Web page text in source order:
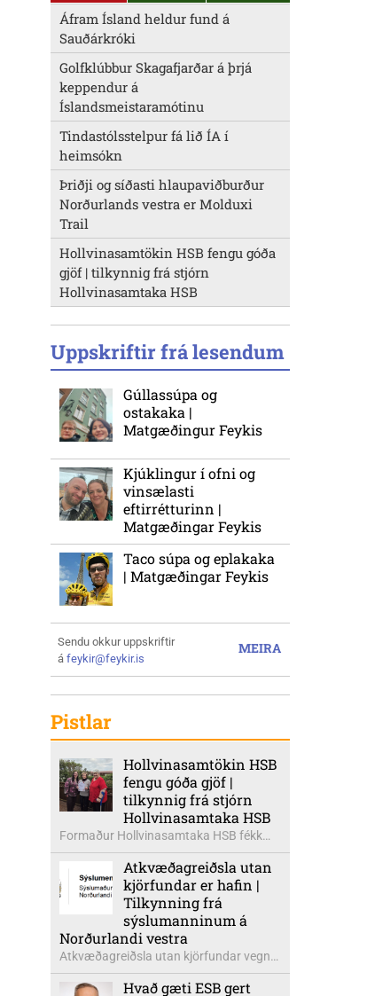
Áfram Ísland heldur fund á
Sauðárkróki
Golfklúbbur Skagafjarðar á þrjá
keppendur á
Íslandsmeistaramótinu
Tindastólsstelpur fá lið ÍA í
heimsókn
Þriðji og síðasti hlaupaviðburður
Norðurlands vestra er Molduxi
Trail
Hollvinasamtökin HSB fengu góða
gjöf | tilkynnig frá stjórn
Hollvinasamtaka HSB
Uppskriftir frá lesendum
Gúllassúpa og
ostakaka |
Matgæðingur Feykis
Kjúklingur í ofni og
vinsælasti
eftirrétturinn |
Matgæðingar Feykis
Taco súpa og eplakaka
| Matgæðingar Feykis
MEIRA
Sendu okkur uppskriftir
á feykir@feykir.is
Pistlar
Hollvinasamtökin HSB
fengu góða gjöf |
tilkynnig frá stjórn
Hollvinasamtaka HSB
Formaður Hollvinasamtaka HSB fékk
heldur betur góða heimsók þann 5.
ágúst síðastliðinn. Þarna voru mættar
þær Ingibjörg á Auðólfsstöðum
formaður Kvenfélags
Bólstaðarhlíðarhrepps og Guðrún á
Auðkúlu formaður Kvenfélags
Svínavatnshrepps. Afhentu þær
Sigurlaugu Þóru gjafabréf að upphæð
Atkvæðagreiðsla utan
kjörfundar er hafin |
Tilkynning frá
sýslumanninum á
Norðurlandi vestra
Atkvæðagreiðsla utan kjörfundar vegna
þjóðaratkvæðagreiðslu um
aðildarviðræður við ESB er hafin. Greiða
Hvað gæti ESB gert